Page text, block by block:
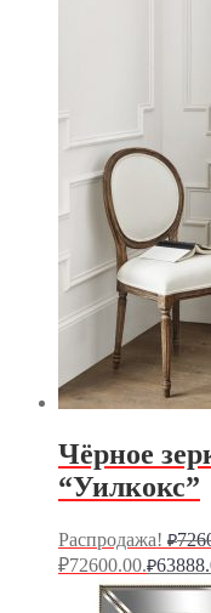
Чёрное
“Уилкокс”
Распродажа! ₽
₽72600.00.₽